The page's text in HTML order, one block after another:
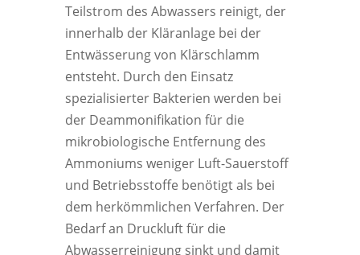
Teilstrom des Abwassers reinigt, der
innerhalb der Kläranlage bei der
Entwässerung von Klärschlamm
entsteht. Durch den Einsatz
spezialisierter Bakterien werden bei
der Deammonifikation für die
mikrobiologische Entfernung des
Ammoniums weniger Luft-Sauerstoff
und Betriebsstoffe benötigt als bei
dem herkömmlichen Verfahren. Der
Bedarf an Druckluft für die
Abwasserreinigung sinkt und damit